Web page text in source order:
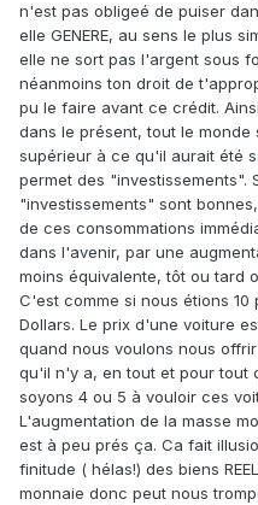
n'est pas obligeé de puiser
elle GENERE, au sens le plus
elle ne sort pas l'argent sous
néanmoins ton droit de
pu le faire avant ce crédit.
dans le présent, tout le
supérieur à ce qu'il aurait été
permet des "investissements".
"investissements" sont
de ces consommations
dans l'avenir, par une
moins équivalente, tôt ou tard
C'est comme si nous étions
Dollars. Le prix d'une voiture
quand nous voulons nous
qu'il n'y a, en tout et pour tout
soyons 4 ou 5 à vouloir ces
L'augmentation de la masse
est à peu prés ça. Ca fait
finitude ( hélas!) des biens
monnaie donc peut nous